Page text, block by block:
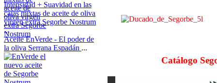
Intensidad + Suavidad en las
cajas mixtas de aceite de oliva
virgen extra Segorbe Nostrum
...
Aceite EnVerde - El poder de
la oliva Serrana Espadán ...
Catálogo